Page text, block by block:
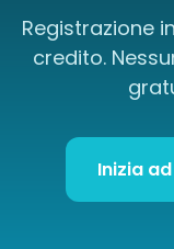
Registrazione
credito.
Inizia